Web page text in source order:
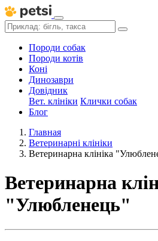
Породи собак
Породи котів
Коні
Динозаври
Довідник
Вет. клініки Клички собак
Блог
Главная
Ветеринарні клініки
Ветеринарна клініка
Ветеринарна
"Улюбленець"